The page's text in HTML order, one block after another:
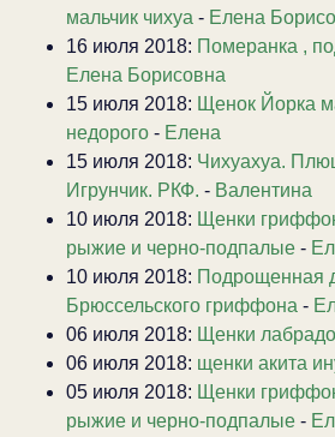
мальчик чихуа - Елена
16 июля 2018: Померанка ,
Елена Борисовна
15 июля 2018: Щенок Йорка
недорого - Елена
15 июля 2018: Чихуахуа.
Игрунчик. РКФ. - Валентина
10 июля 2018: Щенки
рыжие и черно-подпалые -
10 июля 2018: Подрощенная
Брюссельского гриффона -
06 июля 2018: Щенки
06 июля 2018: щенки акита
05 июля 2018: Щенки
рыжие и черно-подпалые -